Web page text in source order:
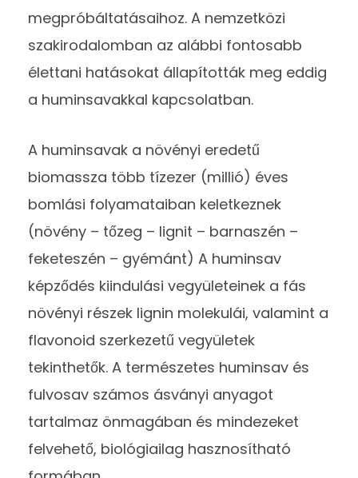
megpróbáltatásaihoz. A nemzetközi
szakirodalomban az alábbi fontosabb
élettani hatásokat állapították meg eddig
a huminsavakkal kapcsolatban.
A huminsavak a növényi eredetű
biomassza több tízezer (millió) éves
bomlási folyamataiban keletkeznek
(növény – tőzeg – lignit – barnaszén –
feketeszén – gyémánt) A huminsav
képződés kiindulási vegyületeinek a fás
növényi részek lignin molekulái, valamint a
flavonoid szerkezetű vegyületek
tekinthetők. A természetes huminsav és
fulvosav számos ásványi anyagot
tartalmaz önmagában és mindezeket
felvehető, biológiailag hasznosítható